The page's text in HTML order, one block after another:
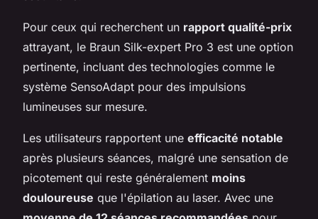
Pour ceux qui recherchent un rapport qualité-prix
attrayant, le Braun Silk-expert Pro 3 est une option
pertinente, incluant des technologies comme le
système SensoAdapt pour des impulsions
lumineuses sur mesure.
Les utilisateurs rapportent une efficacité notable
après plusieurs séances, malgré une sensation de
picotement qui reste généralement moins
douloureuse que l'épilation au laser. Avec une